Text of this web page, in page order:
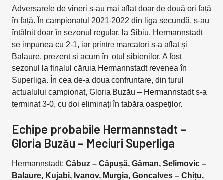
Adversarele de vineri s-au mai aflat doar de două ori față
în față. În campionatul 2021-2022 din liga secundă, s-au
întâlnit doar în sezonul regular, la Sibiu. Hermannstadt
se impunea cu 2-1, iar printre marcatori s-a aflat și
Balaure, prezent și acum în lotul sibienilor. A fost
sezonul la finalul căruia Hermannstadt revenea în
Superliga. În cea de-a doua confruntare, din turul
actualului campionat, Gloria Buzău – Hermannstadt s-a
terminat 3-0, cu doi eliminați în tabăra oaspeților.
Echipe probabile Hermannstadt –
Gloria Buzău – Meciuri Superliga
Hermannstadt: Căbuz – Căpușă, Găman, Selimovic –
Balaure, Kujabi, Ivanov, Murgia, Goncalves – Chițu,